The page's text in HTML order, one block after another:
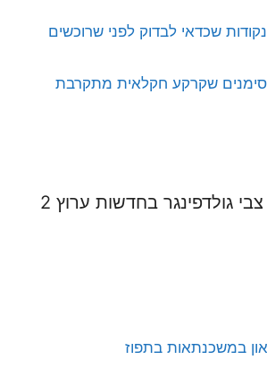
צבי גולדפינגר: 4 נקודות שכדאי לבדוק לפני שרוכשים
צבי גולדפינגר: 4 סימנים שקרקע חקלאית מתקרבת
גולדפינגר בחדשות ערוץ 2
במשכנתאות בתפוז